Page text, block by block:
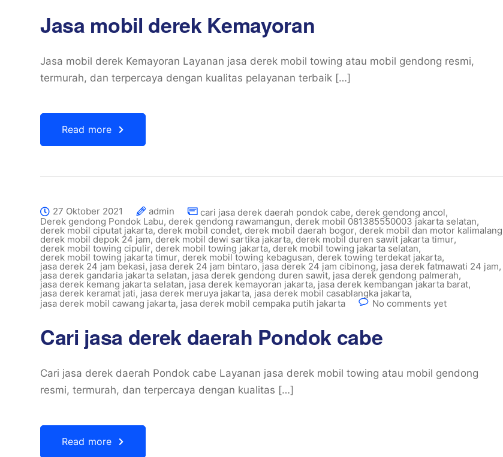
Jasa mobil derek Kemayoran
Jasa mobil derek Kemayoran Layanan jasa derek mobil towing atau mobil gendong resmi,
termurah, dan terpercaya dengan kualitas pelayanan terbaik […]
Read more
27 Oktober 2021 admin cari jasa derek daerah pondok cabe, derek gendong ancol,
Derek gendong Pondok Labu, derek gendong rawamangun, derek mobil 081385550003 jakarta selatan,
derek mobil ciputat jakarta, derek mobil condet, derek mobil daerah bogor, derek mobil dan motor kalimalang
derek mobil depok 24 jam,derek mobil dewi sartika jakarta, derek mobil duren sawit jakarta timur,
derek mobil towing cipulir, derek mobil towing jakarta, derek mobil towing jakarta selatan,
derek mobil towing jakarta timur, derek mobil towing kebagusan, derek towing terdekat jakarta,
jasa derek 24 jam bekasi, jasa derek 24 jam bintaro,jasa derek 24 jam cibinong, jasa derek fatmawati 24 jam,
jasa derek gandaria jakarta selatan, jasa derek gendong duren sawit, jasa derek gendong palmerah,
jasa derek kemang jakarta selatan,jasa derek kemayoran jakarta, jasa derek kembangan jakarta barat,
jasa derek keramat jati, jasa derek meruya jakarta, jasa derek mobil casablangka jakarta,
jasa derek mobil cawang jakarta, jasa derek mobil cempaka putih jakarta No comments yet
Cari jasa derek daerah Pondok cabe
Cari jasa derek daerah Pondok cabe Layanan jasa derek mobil towing atau mobil gendong
resmi, termurah, dan terpercaya dengan kualitas […]
Read more